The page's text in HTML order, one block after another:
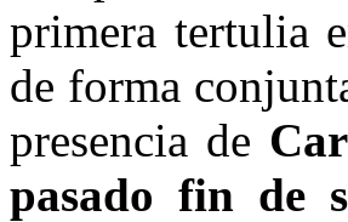
primera tertulia
de forma
presencia de
pasado fin de